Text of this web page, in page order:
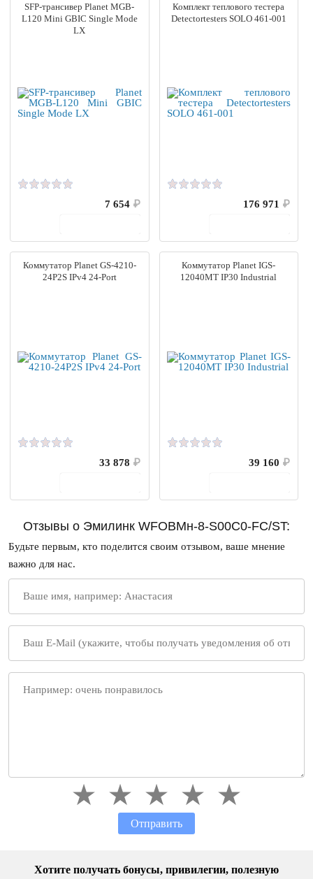
SFP-трансивер Planet MGB-
L120 Mini GBIC Single Mode
LX
7 654 ₽
Комплект теплового тестера
Detectortesters SOLO 461-001
176 971 ₽
Коммутатор Planet GS-4210-
24P2S IPv4 24-Port
33 878 ₽
Коммутатор Planet IGS-
12040MT IP30 Industrial
39 160 ₽
Отзывы о Эмилинк WFOBMн-8-S00C0-FC/ST:
Будьте первым, кто поделится своим отзывом, ваше мнение
важно для нас.
Отправить
Хотите получать бонусы, привилегии, полезную